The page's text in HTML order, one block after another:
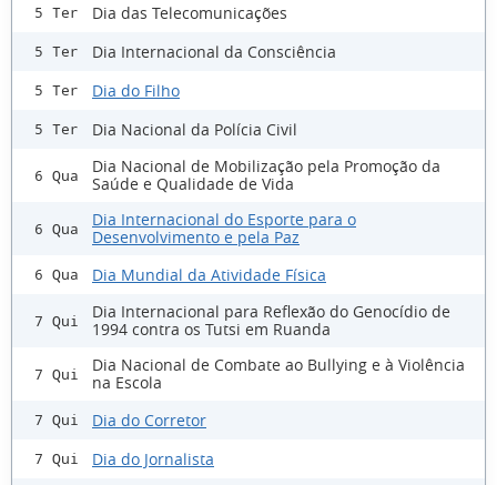
5 Ter Dia das Telecomunicações
5 Ter Dia Internacional da Consciência
5 Ter Dia do Filho
5 Ter Dia Nacional da Polícia Civil
6 Qua
Dia Nacional de Mobilização pela Promoção da
Saúde e Qualidade de Vida
6 Qua
Dia Internacional do Esporte para o
Desenvolvimento e pela Paz
6 Qua Dia Mundial da Atividade Física
7 Qui
Dia Internacional para Reflexão do Genocídio de
1994 contra os Tutsi em Ruanda
7 Qui
Dia Nacional de Combate ao Bullying e à Violência
na Escola
7 Qui Dia do Corretor
7 Qui Dia do Jornalista